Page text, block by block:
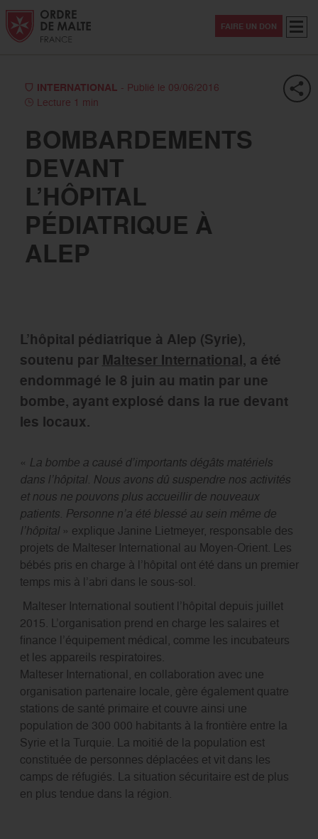
Aller au contenu
Aller à la recherche
Aller au menu
FAIRE UN DON
INTERNATIONAL - Publié le 09/06/2016
Lecture 1 min
BOMBARDEMENTS
DEVANT
L’HÔPITAL
PÉDIATRIQUE À
ALEP
L’hôpital pédiatrique à Alep (Syrie),
soutenu par Malteser International, a été
endommagé le 8 juin au matin par une
bombe, ayant explosé dans la rue devant
les locaux.
« La bombe a causé d’importants dégâts matériels
dans l’hôpital. Nous avons dû suspendre nos activités
et nous ne pouvons plus accueillir de nouveaux
patients. Personne n’a été blessé au sein même de
l’hôpital» explique Janine Lietmeyer, responsable des
projets de Malteser International au Moyen-Orient. Les
bébés pris en charge à l’hôpital ont été dans un premier
temps mis à l’abri dans le sous-sol.
Malteser International soutient l’hôpital depuis juillet
2015. L’organisation prend en charge les salaires et
finance l’équipement médical, comme les incubateurs
et les appareils respiratoires.
Malteser International, en collaboration avec une
organisation partenaire locale, gère également quatre
stations de santé primaire et couvre ainsi une
population de 300 000 habitants à la frontière entre la
Syrie et la Turquie. La moitié de la population est
constituée de personnes déplacées et vit dans les
camps de réfugiés. La situation sécuritaire est de plus
en plus tendue dans la région.